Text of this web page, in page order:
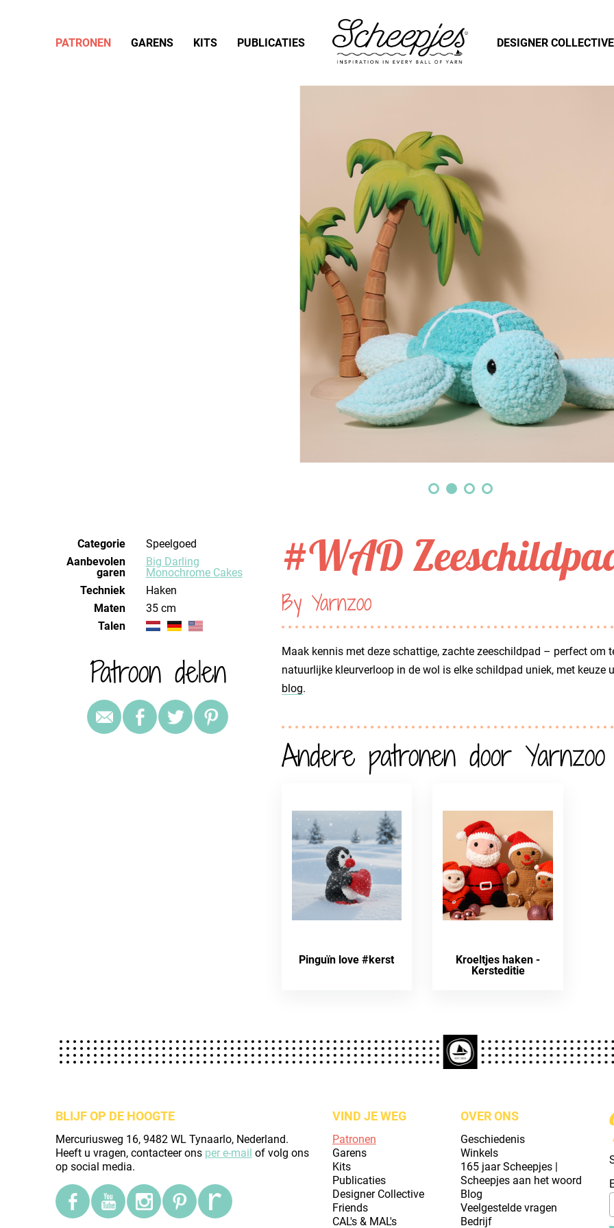
Categorie
Speelgoed
Aanbevolen
garen
Big Darling
Monochrome Cakes
Techniek
haken
Maten
35 cm
Talen
Patroon delen
#WAD
By Yarnzoo
Maak kennis met deze schattige, zachte zeeschildpad – perfect om
natuurlijke kleurverloop in de wol is elke schildpad uniek, met
blog.
Andere patronen door Yarnzoo
Pinguïn love #kerst
Kroeltjes haken -
Kersteditie
BLIJF OP DE HOOGTE
Mercuriusweg 16, 9482 WL Tynaarlo, Nederland.
Heeft u vragen, contacteer ons per e-mail of volg ons
op social media.
VIND JE WEG
Patronen
Garens
Kits
Publicaties
Designer Collective
Friends
CAL's & MAL's
OVER ONS
Geschiedenis
Winkels
165 jaar Scheepjes |
Scheepjes aan het woord
Blog
Veelgestelde vragen
Bedrijf
PATRONEN GARENS KITS PUBLICATIES DESIGNER COLLECTIVE